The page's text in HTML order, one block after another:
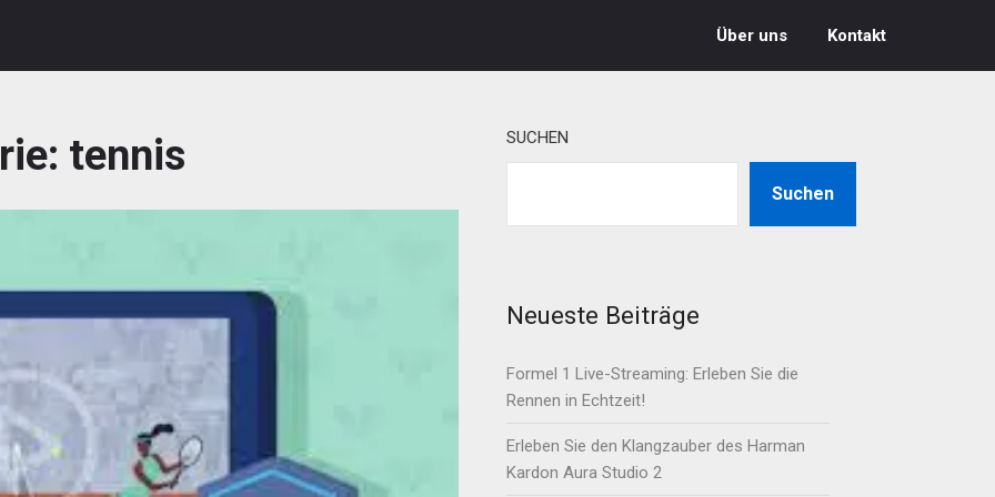
Über uns Kontakt
tennis SUCHEN
Suchen
Neueste Beiträge
Formel 1 Live-Streaming: Erleben Sie die
Rennen in Echtzeit!
Erleben Sie den Klangzauber des Harman
Kardon Aura Studio 2